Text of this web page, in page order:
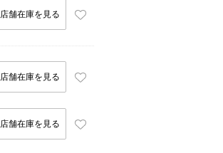
店舗在庫を見る
店舗在庫を見る
店舗在庫を見る